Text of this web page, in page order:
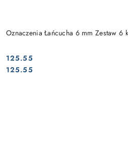
Oznaczenia Łańcucha 6 mm Zestaw 6
Cena:
125.55
Cena:
125.55